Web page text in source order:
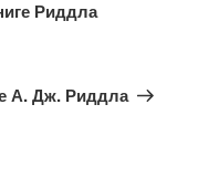
Риддла
А. Дж. Риддла